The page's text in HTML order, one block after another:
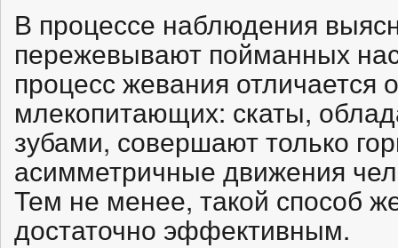
В процессе наблюдения
пережевывают пойманных
процесс жевания отличается
млекопитающих: скаты,
зубами, совершают только
асимметричные движения
Тем не менее, такой способ
достаточно эффективным.